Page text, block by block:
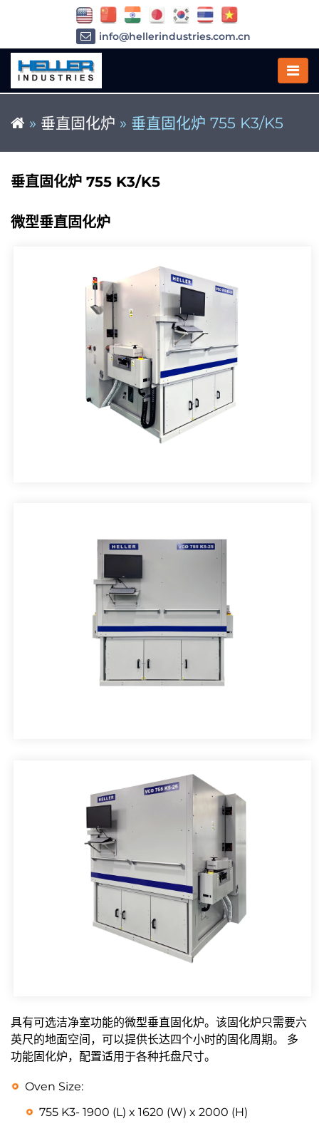
» 垂直固化炉 » 垂直固化炉 755 K3/K5
垂直固化炉 755 K3/K5
微型垂直固化炉
具有可选洁净室功能的微型垂直固化炉。该固化炉只需要六
英尺的地面空间，可以提供长达四个小时的固化周期。
多
功能固化炉，配置适用于各种托盘尺寸。
Oven Size:
755 K3- 1900 (L) x 1620 (W) x 2000 (H)
info@hellerindustries.com.cn